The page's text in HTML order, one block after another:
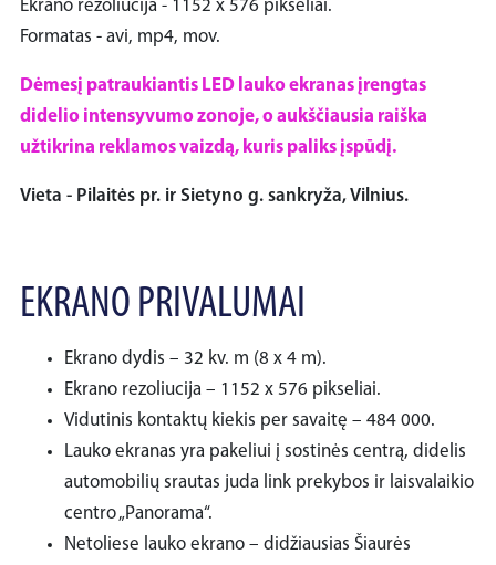
Ekrano rezoliucija - 1152 x 576 pikseliai.
Formatas - avi, mp4, mov.
Dėmesį patraukiantis LED lauko ekranas įrengtas
didelio intensyvumo zonoje, o aukščiausia raiška
užtikrina reklamos vaizdą, kuris paliks įspūdį.
Vieta - Pilaitės pr. ir Sietyno g. sankryža, Vilnius.
EKRANO PRIVALUMAI
Ekrano dydis – 32 kv. m (8 x 4 m).
Ekrano rezoliucija – 1152 x 576 pikseliai.
Vidutinis kontaktų kiekis per savaitę – 484 000.
Lauko ekranas yra pakeliui į sostinės centrą, didelis
automobilių srautas juda link prekybos ir laisvalaikio
centro „Panorama“.
Netoliese lauko ekrano – didžiausias Šiaurės